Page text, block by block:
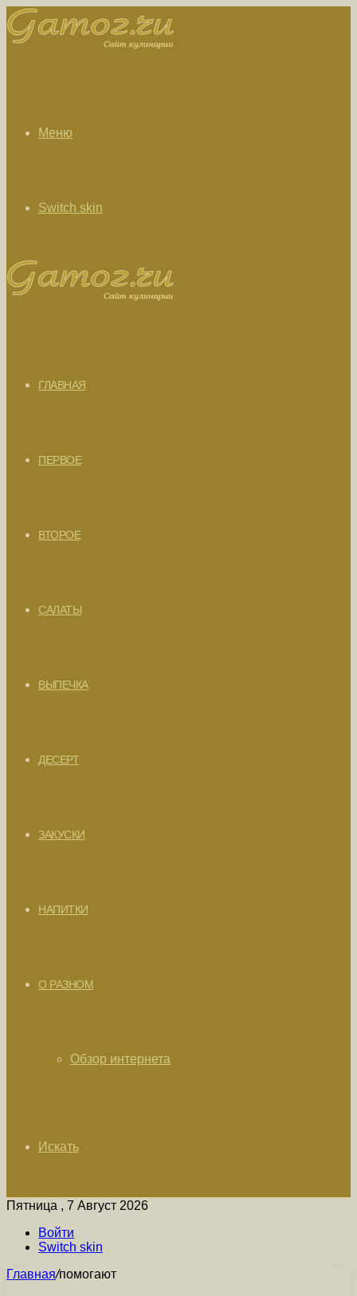
Меню
Switch skin
ГЛАВНАЯ
ПЕРВОЕ
ВТОРОЕ
САЛАТЫ
ВЫПЕЧКА
ДЕСЕРТ
ЗАКУСКИ
НАПИТКИ
О РАЗНОМ
Обзор интернета
Искать
Пятница , 7 Август 2026
Войти
Switch skin
Главная/помогают